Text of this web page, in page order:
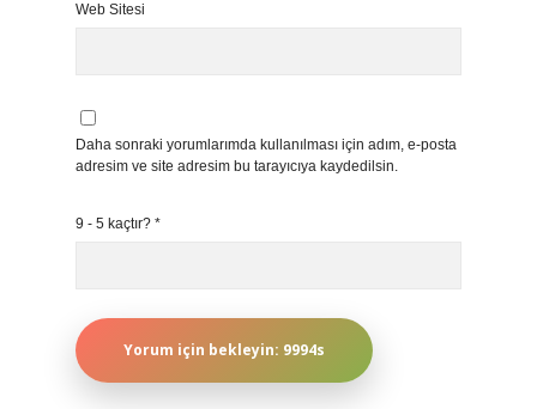
Web Sitesi
Daha sonraki yorumlarımda kullanılması için adım, e-posta
adresim ve site adresim bu tarayıcıya kaydedilsin.
9 - 5 kaçtır? *